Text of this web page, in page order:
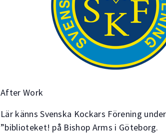
After Work
Lär känns Svenska Kockars Förening
”biblioteket! på Bishop Arms i Göteborg.